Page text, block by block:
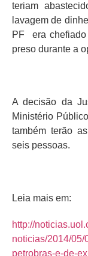
teriam
lavagem de
PF era chefiado
preso durante a
A decisão da
Ministério
também terão
seis pessoas.
Leia mais em:
http://
noticias/2014/
petrobras-e-de-